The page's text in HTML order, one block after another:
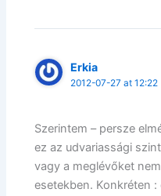
Erkia
2012-07-27 at 12:22
Szerintem – persze
ez az udvariassági
vagy a meglévőket
esetekben. Konkréten